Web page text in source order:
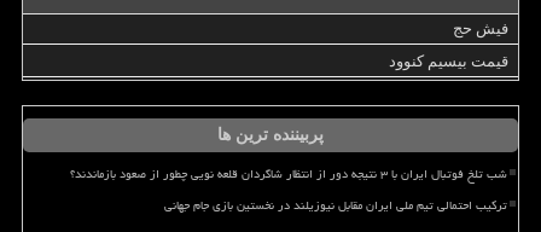
فیش حج
قیمت بیسیم کنوود
پربیننده ترین ها
شب تلخ فوتبال ایران با ۳ نتیجه دور از انتظار شاگردان قلعه نویی چطور از صعود بازماندند؟
ترکیب احتمالی تیم ملی ایران مقابل نیوزیلند در نخستین بازی جام جهانی